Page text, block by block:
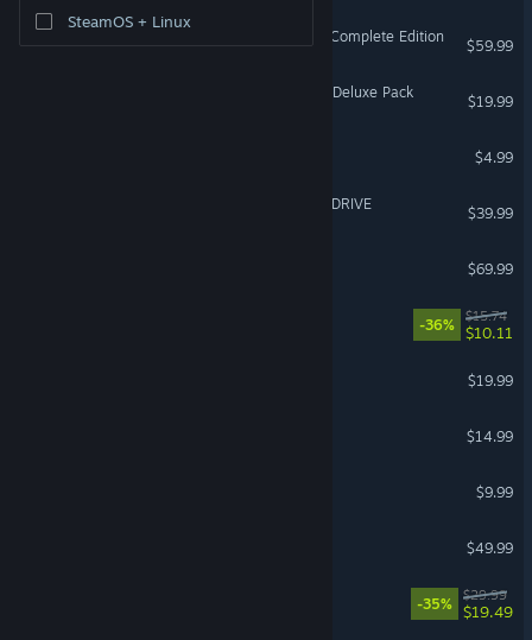
SteamOS + Linux
Horizon Forbidden West™ Complete Edition
$59.99
DragonSword Awakening - Deluxe Pack
$19.99
$4.99
Solo Leveling: ARISE OVERDRIVE
$39.99
$69.99
-36%
$15.74
$10.11
$19.99
$14.99
$9.99
$49.99
-35%
$29.99
$19.49